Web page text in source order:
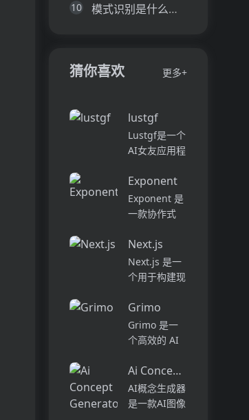
10 模式识别是什么意思？模式识别（Pattern Recognition）详细介绍
猜你喜欢 更多+
lustgf
Lustgf是一个
AI女友应用程
想中的虚拟伴
侣带入生活。
进行量身定制
各种兴趣，并
与您的AI同伴
建立新的成人
联系。
Lustgf...
Exponent
Exponent 是
一款协作式
理，旨在提升
软件开发的效
率与体验。它
境中工作，从
代码的探索到
部署，能够帮
助开发者自动
化复杂的编...
Next.js
Next.js 是一
个用于构建现
用程序的框
架。它提供了
许多功能和优
器渲染、静态
生成、热模块
替换等。
Next.js 的定
Grimo
Grimo 是一
个高效的 AI
结合最新的
AI 模型，如
DeepSeek
Ai Concept Generator
AI概念生成器
是一款AI图像